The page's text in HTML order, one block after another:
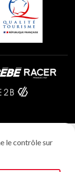
le contrôle sur